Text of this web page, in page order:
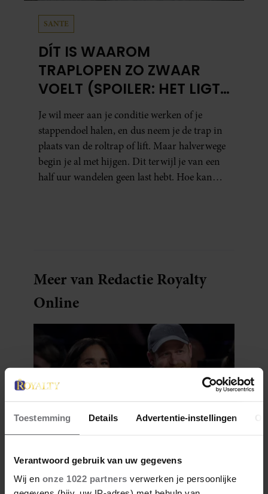
Toestemming Details Advertentie-instellingen
Verantwoord gebruik van uw gegevens
Wij en onze 1022 partners verwerken je persoonlijke
SANTE
DÍT IS WAAROM
TRAPLOPEN ZO ZWAAR
VOELT (SPOILER: HET LIGT
NIET AAN JE CONDITIE)
Je wil meer aan je conditie werken of je
stappendoel halen, en dus neem je de trap in
plaats van de roltrap of lift. Maar halverwege
begin je al met hijgen. Dit terwijl je van een
half uur wandelen geen last hebt. Hoe kan
Meer van Redactie Royalty
Online
2 juli 2026
ZIET CHARLES ZIJN JONGSTE
KLEINKINDEREN OPNIEUW